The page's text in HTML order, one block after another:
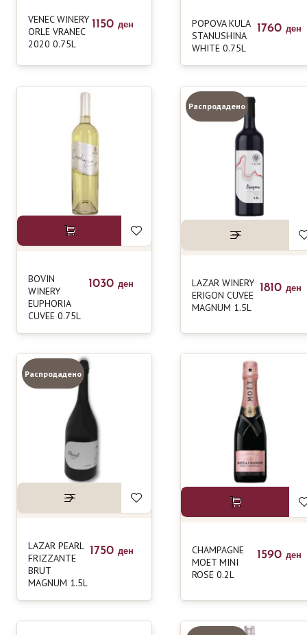
VENEC WINERY
ORLE VRANEC
2020 0.75L
1150 ден
POPOVA KULA
STANUSHINA
WHITE 0.75L
1760 ден
BOVIN
WINERY
EUPHORIA
CUVEE 0.75L
1030 ден
Распродадено
LAZAR WINERY
ERIGON CUVEE
MAGNUM 1.5L
1810 ден
Распродадено
LAZAR PEARL
FRIZZANTE
BRUT
MAGNUM 1.5L
1750 ден
CHAMPAGNE
MOET MINI
ROSE 0.2L
1590 ден